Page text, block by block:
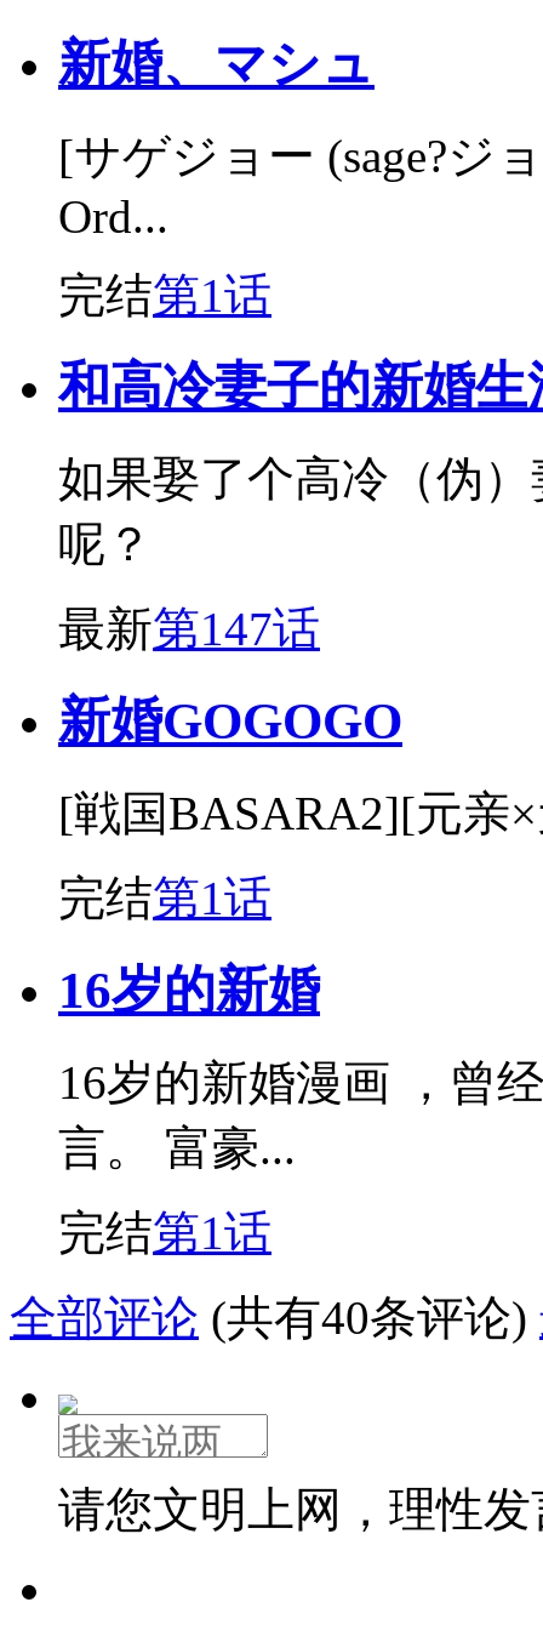
新婚、マシュ
[サゲジョー (sage?ジ
Ord...
完结第1话
和高冷妻子的新婚生
如果娶了个高冷（伪
呢？
最新第147话
新婚GOGOGO
[戦国BASARA2][元亲
完结第1话
16岁的新婚
16岁的新婚漫画 ，曾
言。 富豪...
完结第1话
全部评论 (共有40条评论)
请您文明上网，理性